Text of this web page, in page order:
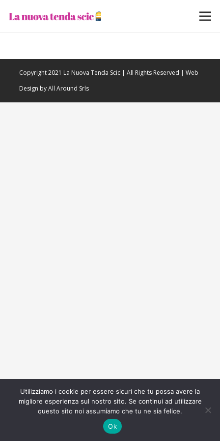
Copyright 2021 La Nuova Tenda Scic | All Rights Reserved | Web
Design by All Around Srls
Utilizziamo i cookie per essere sicuri che tu possa avere la
migliore esperienza sul nostro sito. Se continui ad utilizzare
questo sito noi assumiamo che tu ne sia felice.
Ok